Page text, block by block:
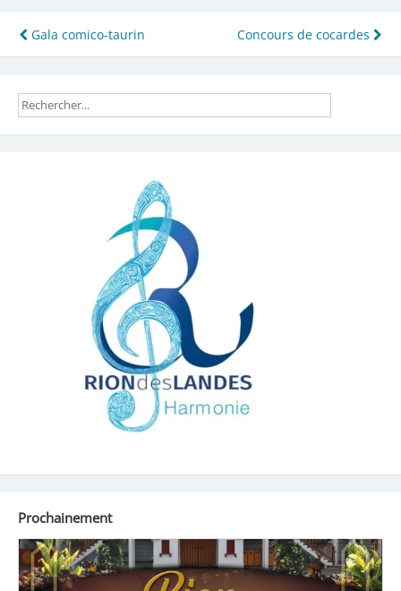
Navigation
de
l’article
Gala comico-taurin Concours de cocardes
Prochainement